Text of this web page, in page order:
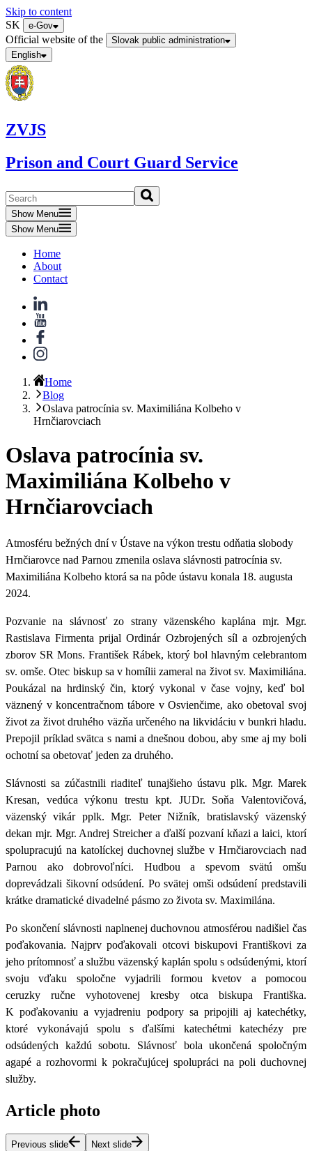
Skip to content
SK
e-Gov
Official website of the
Slovak public administration
English
ZVJS
Prison and Court Guard Service
Show Menu
Show Menu
Home
About
Contact
Home
Blog
Oslava patrocínia sv. Maximiliána Kolbeho v
Hrnčiarovciach
Oslava patrocínia sv.
Maximiliána Kolbeho v
Hrnčiarovciach
Atmosféru bežných dní v Ústave na výkon trestu odňatia slobody
Hrnčiarovce nad Parnou zmenila oslava slávnosti patrocínia sv.
Maximiliána Kolbeho ktorá sa na pôde ústavu konala 18. augusta
2024.
Pozvanie na slávnosť zo strany väzenského kaplána mjr. Mgr.
Rastislava Firmenta prijalOrdinár Ozbrojených síl a ozbrojených
zborov SR Mons. František Rábek, ktorý bol hlavným celebrantom
sv. omše.Otec biskup sa v homílii zameral na život sv. Maximiliána.
Poukázal na hrdinský čin, ktorý vykonal v čase vojny, keď bol
väznený v koncentračnom tábore v Osvienčime, ako obetoval svoj
život za život druhého väzňa určeného na likvidáciu v bunkri hladu.
Prepojil príklad svätca s nami a dnešnou dobou, aby sme aj my boli
ochotní sa obetovať jeden za druhého.
Slávnosti sa zúčastnili riaditeľ tunajšieho ústavu plk. Mgr. Marek
Kresan, vedúca výkonu trestu kpt. JUDr. Soňa Valentovičová,
väzenský vikár pplk. Mgr. Peter Nižník, bratislavský väzenský
dekan mjr. Mgr. Andrej Streichera ďalší pozvaní kňazi a laici, ktorí
spolupracujú na katolíckej duchovnej službe v Hrnčiarovciach nad
Parnou ako dobrovoľníci. Hudbou a spevom svätú omšu
doprevádzali šikovní odsúdení. Po svätej omši odsúdení predstavili
krátke dramatické divadelné pásmo zo života sv. Maximilána.
Po skončení slávnosti naplnenej duchovnou atmosférou nadišiel čas
poďakovania. Najprv poďakovali otcovi biskupovi Františkovi za
jeho prítomnosť a službu väzenský kaplán spolu s odsúdenými, ktorí
svoju vďaku spoločne vyjadrili formou kvetov a pomocou
ceruzky ručne vyhotovenej kresby otca biskupa Františka.
K poďakovaniu a vyjadreniu podpory sa pripojili aj katechétky,
ktoré vykonávajú spolu s ďalšími katechétmi katechézy pre
odsúdených každú sobotu. Slávnosť bola ukončená spoločným
agapé a rozhovormi k pokračujúcej spolupráci na poli duchovnej
služby.
Article photo
Previous slide Next slide